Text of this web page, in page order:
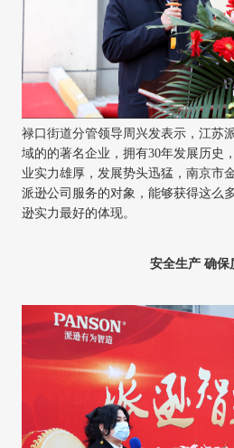
禄口街道分管领导周兴发表示，江苏
域的的著名企业，拥有30年发展历史
业实力雄厚，发展势头迅猛，南京市
派逊公司服务的对象，能够获得这么
逊实力最好的体现。
安全生产 确保